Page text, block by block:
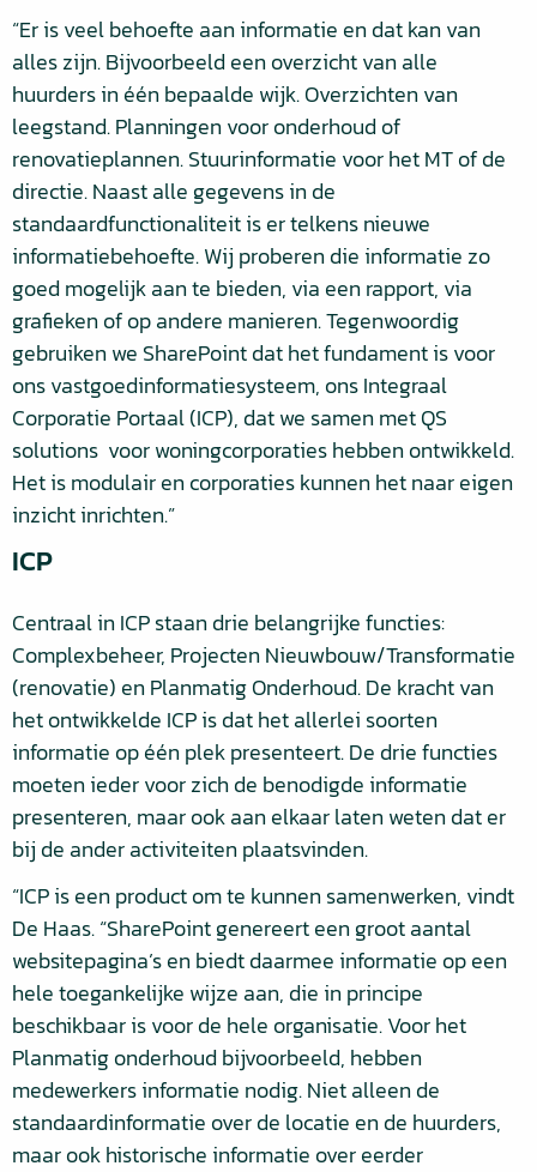
“Er is veel behoefte aan informatie en dat kan van
alles zijn. Bijvoorbeeld een overzicht van alle
huurders in één bepaalde wijk. Overzichten van
leegstand. Planningen voor onderhoud of
renovatieplannen. Stuurinformatie voor het MT of de
directie. Naast alle gegevens in de
standaardfunctionaliteit is er telkens nieuwe
informatiebehoefte. Wij proberen die informatie zo
goed mogelijk aan te bieden, via een rapport, via
grafieken of op andere manieren. Tegenwoordig
gebruiken we SharePoint dat het fundament is voor
ons vastgoedinformatiesysteem, ons Integraal
Corporatie Portaal (ICP), dat we samen met QS
solutions voor woningcorporaties hebben ontwikkeld.
Het is modulair en corporaties kunnen het naar eigen
inzicht inrichten.”
ICP
Centraal in ICP staan drie belangrijke functies:
Complexbeheer, Projecten Nieuwbouw/Transformatie
(renovatie) en Planmatig Onderhoud. De kracht van
het ontwikkelde ICP is dat het allerlei soorten
informatie op één plek presenteert. De drie functies
moeten ieder voor zich de benodigde informatie
presenteren, maar ook aan elkaar laten weten dat er
bij de ander activiteiten plaatsvinden.
“ICP is een product om te kunnen samenwerken, vindt
De Haas. “SharePoint genereert een groot aantal
websitepagina’s en biedt daarmee informatie op een
hele toegankelijke wijze aan, die in principe
beschikbaar is voor de hele organisatie. Voor het
Planmatig onderhoud bijvoorbeeld, hebben
medewerkers informatie nodig. Niet alleen de
standaardinformatie over de locatie en de huurders,
maar ook historische informatie over eerder